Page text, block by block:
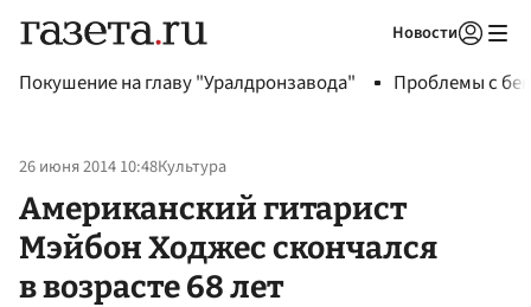
Новости
Покушение на главу "Уралдронзавода" Проблемы с
26 июня 2014 10:48Культура
Американский гитарист
Мэйбон Ходжес скончался
в возрасте 68 лет